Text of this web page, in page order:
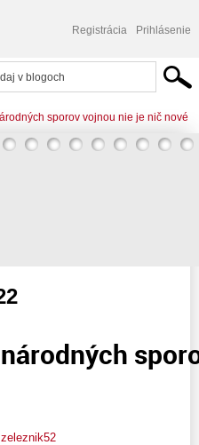
Registrácia Prihlásenie
sporov vojnou nie je nič nové
zeleznik52